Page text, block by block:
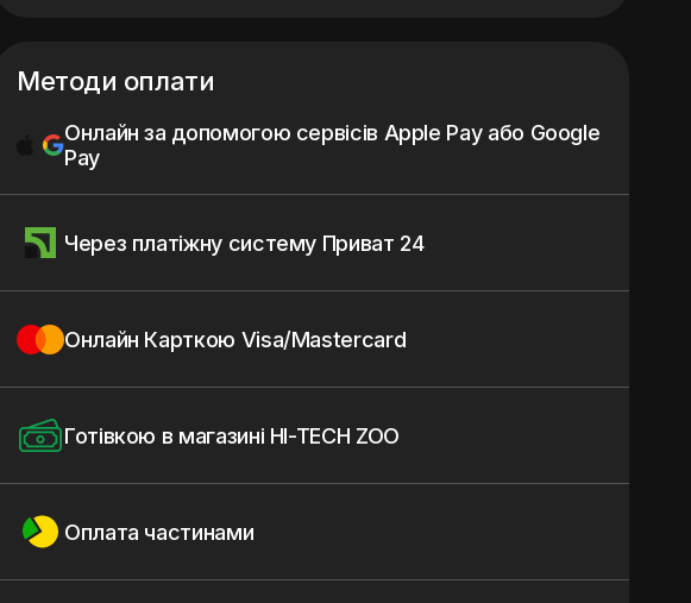
Методи оплати
Онлайн за допомогою сервісів Apple Pay або Google
Pay
Через платіжну систему Приват 24
Онлайн Карткою Visa/Mastercard
Готівкою в магазині HI-TECH ZOO
Оплата частинами